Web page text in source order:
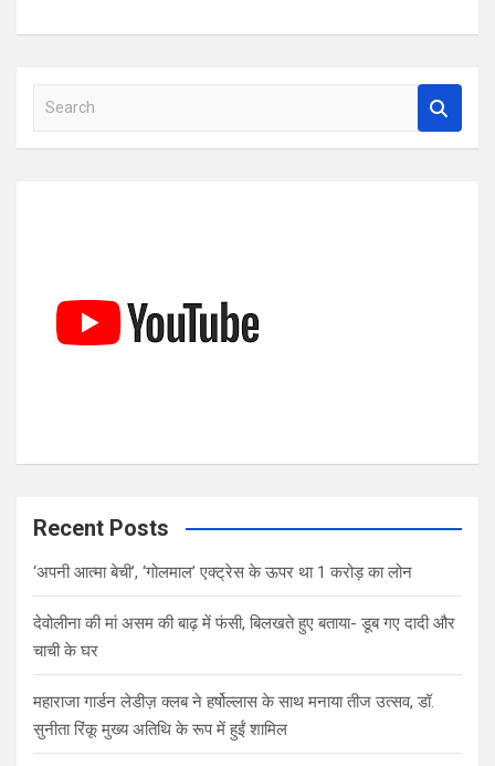
a
Recent Posts
‘अपनी आत्मा बेची’, ‘गोलमाल’ एक्ट्रेस के ऊपर था 1 करोड़ का लोन
देवोलीना की मां असम की बाढ़ में फंसी, बिलखते हुए बताया- डूब गए दादी और
चाची के घर
महाराजा गार्डन लेडीज़ क्लब ने हर्षोल्लास के साथ मनाया तीज उत्सव, डॉ.
सुनीता रिंकू मुख्य अतिथि के रूप में हुईं शामिल